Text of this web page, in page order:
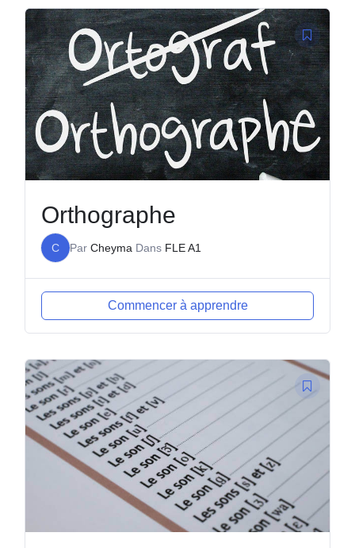
Orthographe
C Par CheymaDans FLE A1
Commencer à apprendre